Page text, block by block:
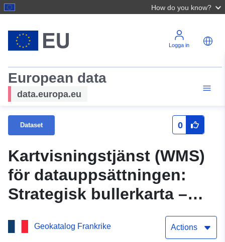
How do you know?
Logga in
European data
data.europa.eu
Dataset 0
Kartvisningstjänst (WMS)
för datauppsättningen:
Strategisk bullerkarta –
Institutionen för Marne –
Tidsfrist 2
Geokatalog Frankrike Actions